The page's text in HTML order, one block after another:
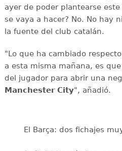
ayer de poder plantearse
se vaya a hacer? No. No hay
la fuente del club catalán.
"Lo que ha cambiado
a esta misma mañana, es
del jugador para abrir una
Manchester City", añadió.
El Barça: dos fichajes